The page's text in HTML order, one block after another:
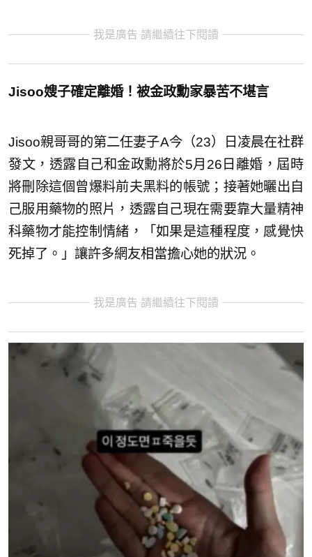
我是廣告 請繼續往下閱讀
Jisoo嫂子確定離婚！被金政勳家暴苦不堪言
Jisoo親哥哥的第二任妻子A今（23）日凌晨在社群
發文，透露自己和金政勳將於5月26日離婚，屆時
將刪除這個曾爆料前夫黑料的帳號；接著她曬出自
己服用藥物的照片，透露自己現在需要靠大量精神
科藥物才能控制情緒，「如果是這種程度，感覺快
死掉了。」讓許多網友相當擔心她的狀況。
我是廣告 請繼續往下閱讀